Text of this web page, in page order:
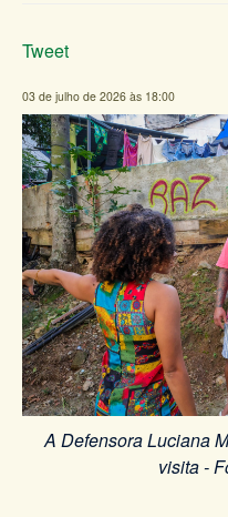
Tweet
03 de julho de 2026 às 18:00
A Defensora Luciana
visita -